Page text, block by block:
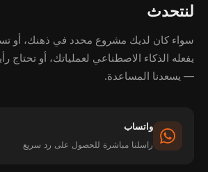
لنتحدث
سواء كان لديك مشروع محدد في ذهنك، أو
يفعله الذكاء الاصطناعي لعملياتك، أو تحتاج
— يسعدنا المساعدة.
واتساب
راسلنا مباشرة للحصول على رد سريع